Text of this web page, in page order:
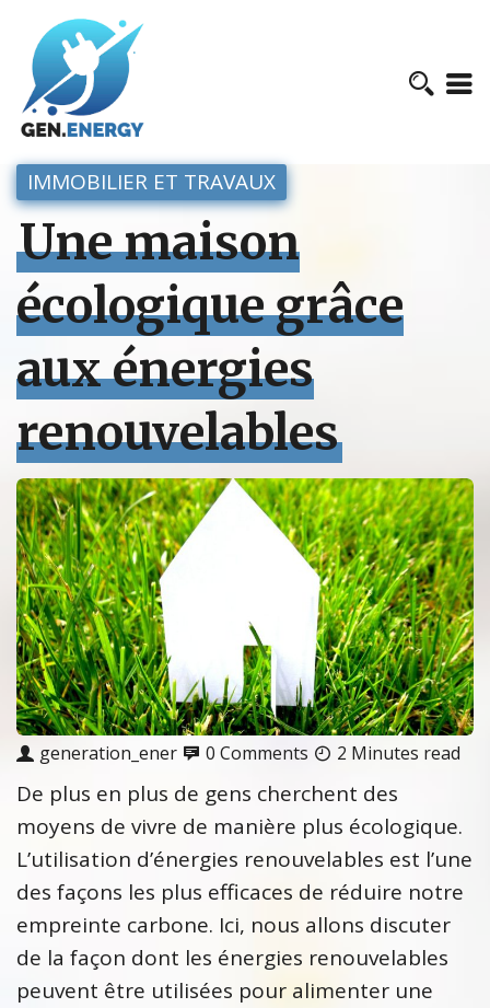
IMMOBILIER ET TRAVAUX
Une maison
écologique grâce
aux énergies
renouvelables
generation_ener 0 Comments 2 Minutes read
De plus en plus de gens cherchent des
moyens de vivre de manière plus écologique.
L’utilisation d’énergies renouvelables est l’une
des façons les plus efficaces de réduire notre
empreinte carbone. Ici, nous allons discuter
de la façon dont les énergies renouvelables
peuvent être utilisées pour alimenter une